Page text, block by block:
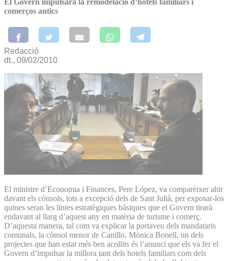
El Govern impulsarà la remodelació d’hotels familiars i
comerços antics
Redacció
dt., 09/02/2010
El ministre d’Economia i Finances, Pere López, va comparèixer ahir
davant els cònsols, tots a excepció dels de Sant Julià, per exposar-los
quines seran les línies estratègiques bàsiques que el Govern tirarà
endavant al llarg d’aquest any en matèria de turisme i comerç.
D’aquesta manera, tal com va explicar la portaveu dels mandataris
comunals, la cònsol menor de Canillo, Mònica Bonell, un dels
projectes que han estat més ben acollits és l’anunci que els va fer el
Govern d’impulsar la millora tant dels hotels familiars com dels